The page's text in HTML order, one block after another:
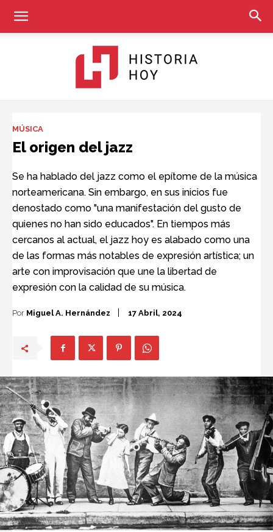
MÚSICA
El origen del jazz
Se ha hablado del jazz como el epítome de la música
norteamericana. Sin embargo, en sus inicios fue
denostado como "una manifestación del gusto de
quienes no han sido educados". En tiempos más
cercanos al actual, el jazz hoy es alabado como una
de las formas más notables de expresión artística; un
arte con improvisación que une la libertad de
expresión con la calidad de su música.
Por Miguel A. Hernández 17 Abril, 2024